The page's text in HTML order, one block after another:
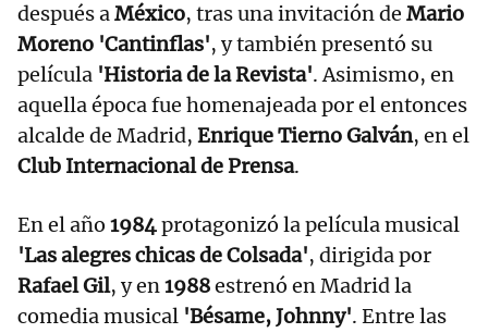
después aMéxico, tras una invitación de Mario
Moreno 'Cantinflas', y también presentó su
película 'Historia de la Revista'. Asimismo, en
aquella época fue homenajeada por el entonces
alcalde de Madrid, Enrique Tierno Galván, en el
Club Internacional de Prensa.
En el año 1984protagonizó la película musical
'Las alegres chicas de Colsada', dirigida por
Rafael Gil, y en1988estrenó en Madrid la
comedia musical 'Bésame, Johnny'. Entre las